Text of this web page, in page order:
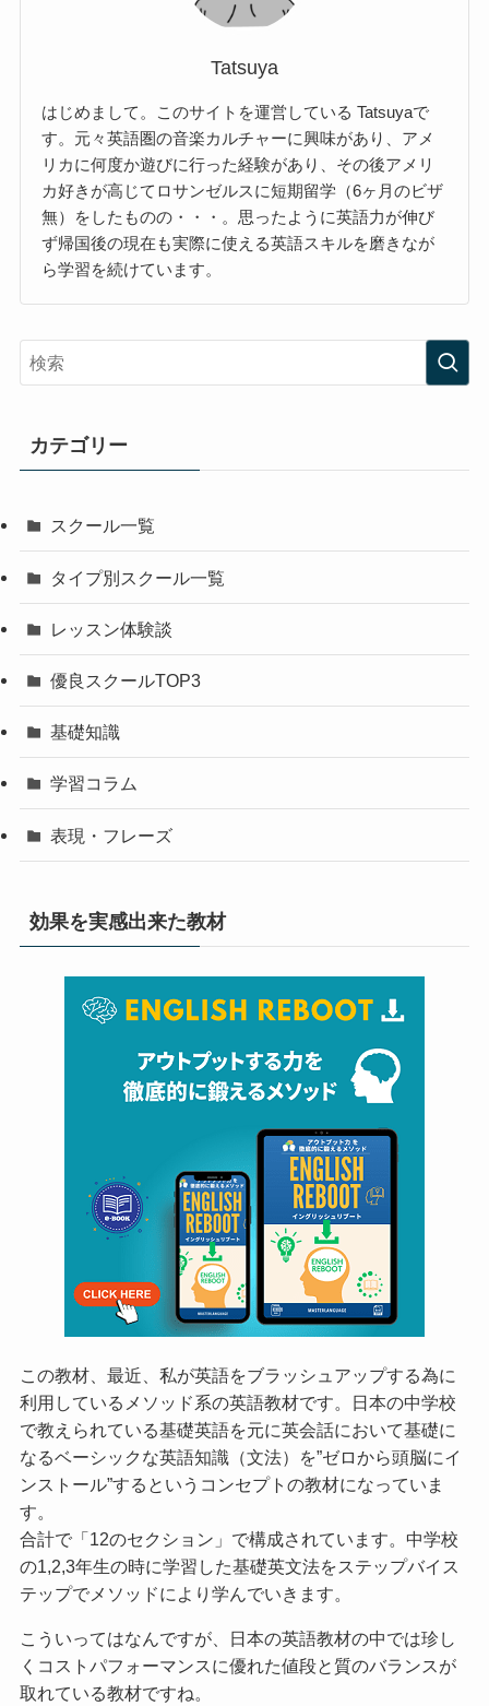
Tatsuya
はじめまして。このサイトを運営している Tatsuyaで
す。元々英語圏の音楽カルチャーに興味があり、アメ
リカに何度か遊びに行った経験があり、その後アメリ
カ好きが高じてロサンゼルスに短期留学（6ヶ月のビザ
無）をしたものの・・・。思ったように英語力が伸び
ず帰国後の現在も実際に使える英語スキルを磨きなが
ら学習を続けています。
カテゴリー
スクール一覧
タイプ別スクール一覧
レッスン体験談
優良スクールTOP3
基礎知識
学習コラム
表現・フレーズ
効果を実感出来た教材
この教材、最近、私が英語をブラッシュアップする為に
利用しているメソッド系の英語教材です。日本の中学校
で教えられている基礎英語を元に英会話において基礎に
なるベーシックな英語知識（文法）を”ゼロから頭脳にイ
ンストール”するというコンセプトの教材になっていま
す。
合計で「12のセクション」で構成されています。中学校
の1,2,3年生の時に学習した基礎英文法をステップバイス
テップでメソッドにより学んでいきます。
こういってはなんですが、日本の英語教材の中では珍し
くコストパフォーマンスに優れた値段と質のバランスが
取れている教材ですね。